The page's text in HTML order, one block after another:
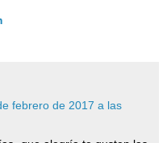
febrero de 2017 a las